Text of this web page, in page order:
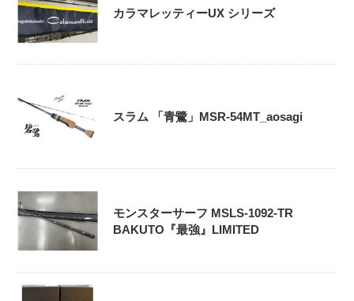
カラマレッティーUX シリーズ
スラム 「青鷺」MSR-54MT_aosagi
モンスターサーフ MSLS-1092-TR
BAKUTO『最強』LIMITED